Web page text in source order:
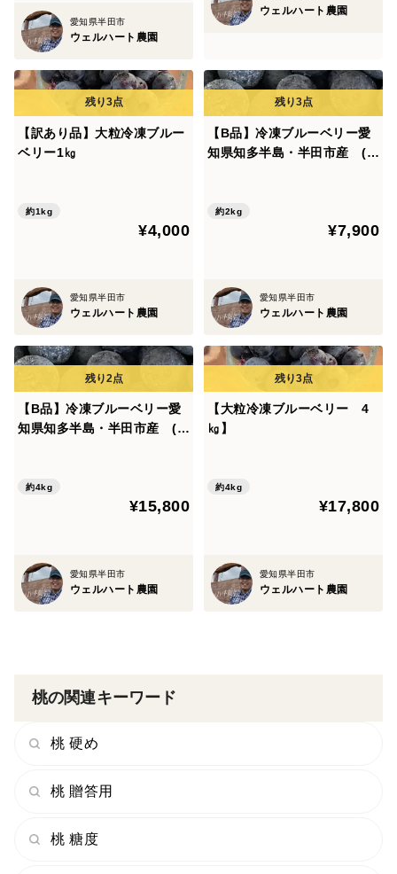
愛知県半田市
ウェルハート農園
ウェルハート農園
【訳あり品】大粒冷凍ブルー
ベリー1㎏
約1kg
¥4,000
愛知県半田市
ウェルハート農園
【B品】冷凍ブルーベリー愛
知県知多半島・半田市産 (2
約2kg
¥7,900
愛知県半田市
ウェルハート農園
【B品】冷凍ブルーベリー愛
知県知多半島・半田市産 (4
約4kg
¥15,800
愛知県半田市
ウェルハート農園
【大粒冷凍ブルーベリー 4
㎏】
約4kg
¥17,800
愛知県半田市
ウェルハート農園
桃の関連キーワード
桃 硬め
桃 贈答用
桃 糖度